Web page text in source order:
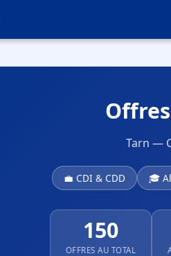
Tarn —
💼 CDI & CDD 🎓
150
OFFRES AU TOTAL